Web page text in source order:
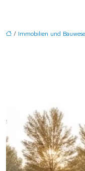
/ Immobilien und